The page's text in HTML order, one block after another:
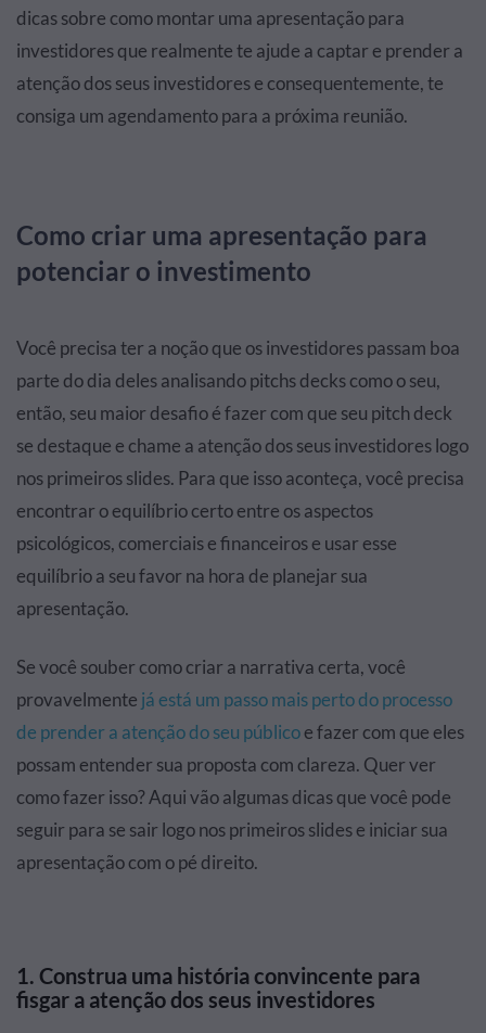
dicas sobre como montar uma apresentação para
investidores que realmente te ajude a captar e prender a
atenção dos seus investidores e consequentemente, te
consiga um agendamento para a próxima reunião.
Como criar uma apresentação para
potenciar o investimento
Você precisa ter a noção que os investidores passam boa
parte do dia deles analisando pitchs decks como o seu,
então, seu maior desafio é fazer com que seu pitch deck
se destaque e chame a atenção dos seus investidores logo
nos primeiros slides. Para que isso aconteça, você precisa
encontrar o equilíbrio certo entre os aspectos
psicológicos, comerciais e financeiros e usar esse
equilíbrio a seu favor na hora de planejar sua
apresentação.
Se você souber como criar a narrativa certa, você
provavelmente já está um passo mais perto do processo
de prender a atenção do seu públicoe fazer com que eles
possam entender sua proposta com clareza. Quer ver
como fazer isso? Aqui vão algumas dicas que você pode
seguir para se sair logo nos primeiros slides e iniciar sua
apresentação com o pé direito.
1. Construa uma história convincente para
fisgar a atenção dos seus investidores